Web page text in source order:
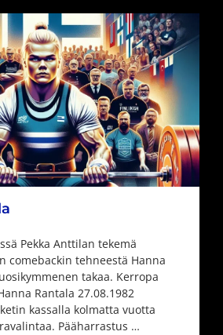
Pekka Anttilan tekemä
comebackin tehneestä Hanna
takaa. Kerropa
Rantala 27.08.1982
kassalla kolmatta vuotta
Pääharrastus …